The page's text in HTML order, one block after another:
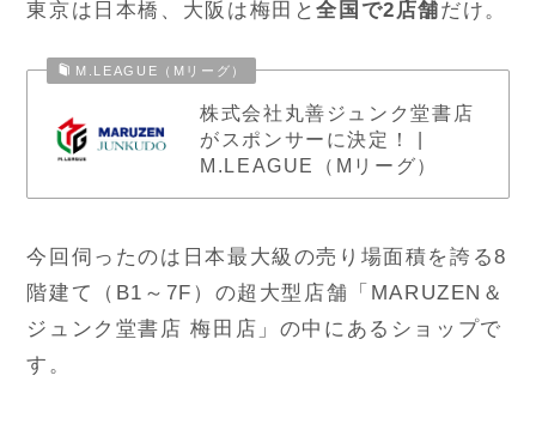
東京は日本橋、大阪は梅田と全国で2店舗だけ。
M.LEAGUE（Mリーグ）
株式会社丸善ジュンク堂書店
がスポンサーに決定！ |
M.LEAGUE（Mリーグ）
今回伺ったのは日本最大級の売り場面積を誇る8
階建て（B1～7F）の超大型店舗「MARUZEN＆
ジュンク堂書店 梅田店」の中にあるショップで
す。